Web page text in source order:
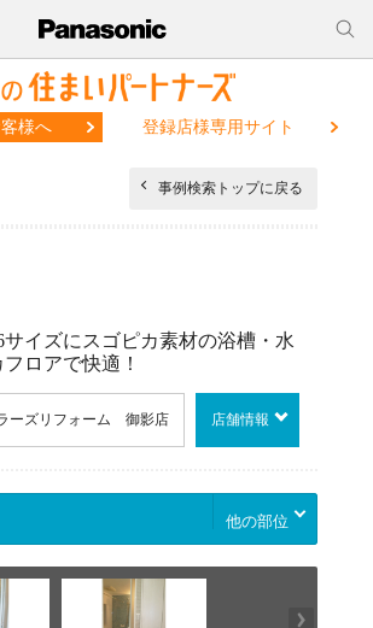
様へ 登録店様専用サイト
事例検索トップに戻る
サイズにスゴピカ素材の浴槽・水
ロアで快適！
ーズリフォーム 御影店 店舗情報
他の部位